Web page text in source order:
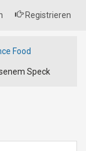
Registrieren
Food
Speck